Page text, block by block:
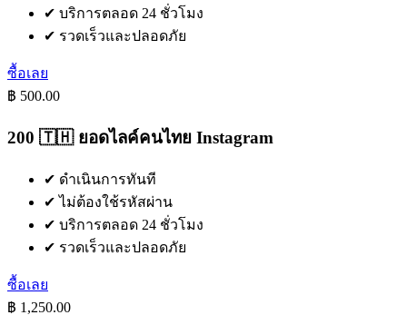
✔ บริการตลอด 24 ชั่วโมง
✔ รวดเร็วและปลอดภัย
ซื้อเลย
฿ 500.00
200 🇹🇭 ยอดไลค์คนไทย Instagram
✔ ดำเนินการทันที
✔ ไม่ต้องใช้รหัสผ่าน
✔ บริการตลอด 24 ชั่วโมง
✔ รวดเร็วและปลอดภัย
ซื้อเลย
฿ 1,250.00